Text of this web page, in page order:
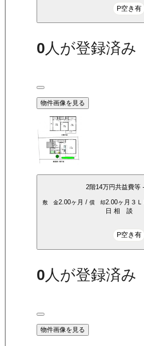
P空き有
0人が登録済み
物件画像を見る
2階14万円共益費等
敷 金2.00ヶ月 / 償 却2.00ヶ月 ３
日 相 談
P空き有
0 人が登録済み
物件画像を見る